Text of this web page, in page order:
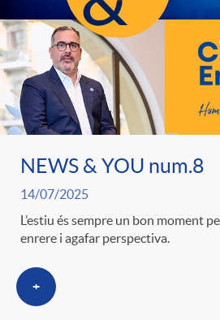
NEWS & YOU num.8
14/07/2025
L’estiu és sempre un bon moment
enrere i agafar perspectiva.
+